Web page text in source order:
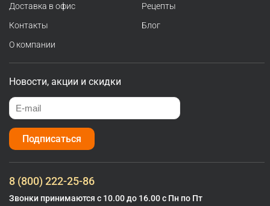
Доставка в офис
Контакты
О компании
Рецепты
Блог
Новости, акции и скидки
Подписаться
8 (800) 222-25-86
Звонки принимаются с 10.00 до 16.00 с Пн по Пт